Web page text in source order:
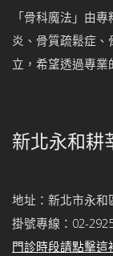
「骨科魔法」由
炎、骨質疏鬆症
立，希望透過專業
新北永和耕
地址：新北市永和
掛號專線： 02-
門診時段請點擊這